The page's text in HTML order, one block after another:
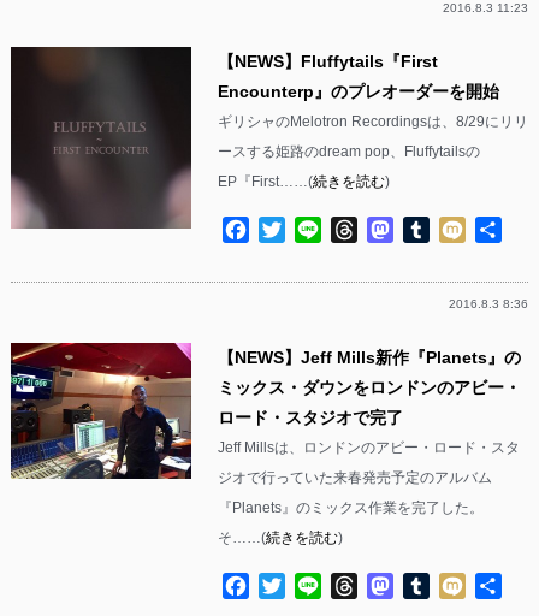
2016.8.3 11:23
【NEWS】Fluffytails『First
Encounterp』のプレオーダーを開始
ギリシャのMelotron Recordingsは、8/29にリリ
ースする姫路のdream pop、Fluffytailsの
EP『First……(続きを読む)
Facebook
TwitterLine ThreadsMastodon
Tumblr
Mixi
2016.8.3 8:36
【NEWS】Jeff Mills新作『Planets』の
ミックス・ダウンをロンドンのアビー・
ロード・スタジオで完了
Jeff Millsは、ロンドンのアビー・ロード・スタ
ジオで行っていた来春発売予定のアルバム
『Planets』のミックス作業を完了した。
そ……(続きを読む)
Facebook
TwitterLine ThreadsMastodon
Tumblr
Mixi